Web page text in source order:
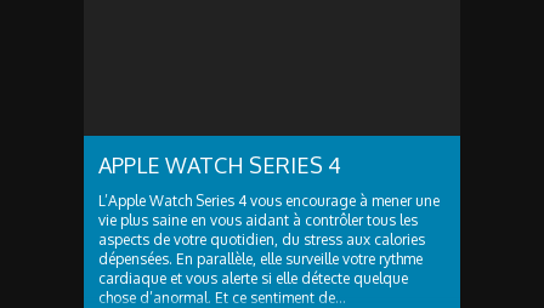
APPLE WATCH SERIES 4
L’Apple Watch Series 4 vous encourage à mener une
vie plus saine en vous aidant à contrôler tous les
aspects de votre quotidien, du stress aux calories
dépensées. En parallèle, elle surveille votre rythme
cardiaque et vous alerte si elle détecte quelque
chose d’anormal. Et ce sentiment de...